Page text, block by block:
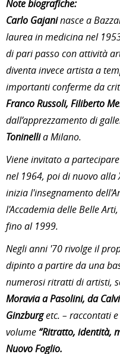
Note biografiche:
Carlo Gajaninasce a
laurea in medicina nel
di pari passo con attività
diventa invece artista a
importanti conferme da
Franco Russoli, Filiberto
dall’apprezzamento di
Toninellia Milano.
Viene invitato a
nel 1964, poi di nuovo alla
inizia l'insegnamento
l'Accademia delle Belle
fino al 1999.
Negli anni '70 rivolge il
dipinto a partire da una
numerosi ritratti di artisti,
Moravia a Pasolini, da
Ginzburgetc. – raccontati
volume “Ritratto, identità,
Nuovo Foglio.